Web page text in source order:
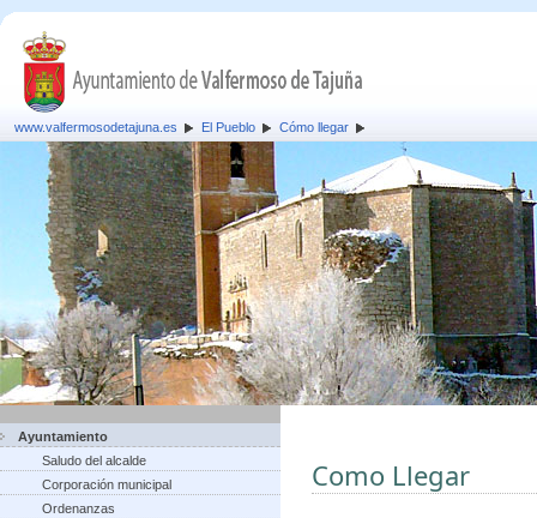
www.valfermosodetajuna.es El Pueblo Cómo llegar
Ayuntamiento
Saludo del alcalde
Corporación municipal
Ordenanzas
Como Llegar